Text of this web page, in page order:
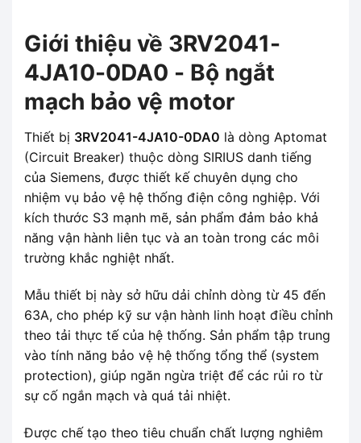
Giới thiệu về 3RV2041-
4JA10-0DA0 - Bộ ngắt
mạch bảo vệ motor
Thiết bị 3RV2041-4JA10-0DA0 là dòng Aptomat
(Circuit Breaker) thuộc dòng SIRIUS danh tiếng
của Siemens, được thiết kế chuyên dụng cho
nhiệm vụ bảo vệ hệ thống điện công nghiệp. Với
kích thước S3 mạnh mẽ, sản phẩm đảm bảo khả
năng vận hành liên tục và an toàn trong các môi
trường khắc nghiệt nhất.
Mẫu thiết bị này sở hữu dải chỉnh dòng từ 45 đến
63A, cho phép kỹ sư vận hành linh hoạt điều chỉnh
theo tải thực tế của hệ thống. Sản phẩm tập trung
vào tính năng bảo vệ hệ thống tổng thể (system
protection), giúp ngăn ngừa triệt để các rủi ro từ
sự cố ngắn mạch và quá tải nhiệt.
Được chế tạo theo tiêu chuẩn chất lượng nghiêm